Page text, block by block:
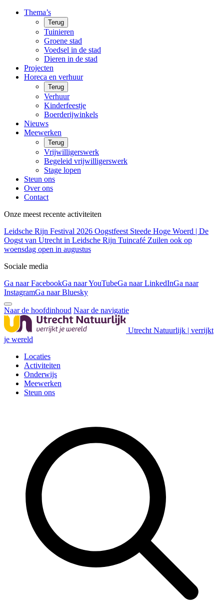
Thema’s
Terug
Tuinieren
Groene stad
Voedsel in de stad
Dieren in de stad
Projecten
Horeca en verhuur
Terug
Verhuur
Kinderfeestje
Boerderijwinkels
Nieuws
Meewerken
Terug
Vrijwilligerswerk
Begeleid vrijwilligerswerk
Stage lopen
Steun ons
Over ons
Contact
Onze meest recente activiteiten
Leidsche Rijn Festival 2026 Oogstfeest Steede Hoge Woerd | De
Oogst van Utrecht in Leidsche Rijn Tuincafé Zuilen ook op
woensdag open in augustus
Sociale media
Ga naar FacebookGa naar YouTubeGa naar LinkedInGa naar
InstagramGa naar Bluesky
Naar de hoofdinhoud Naar de navigatie
Utrecht Natuurlijk | verrijkt
je wereld
Locaties
Activiteiten
Onderwijs
Meewerken
Steun ons